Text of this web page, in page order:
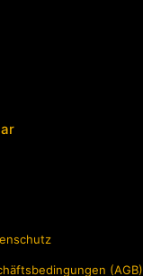
(AGB)